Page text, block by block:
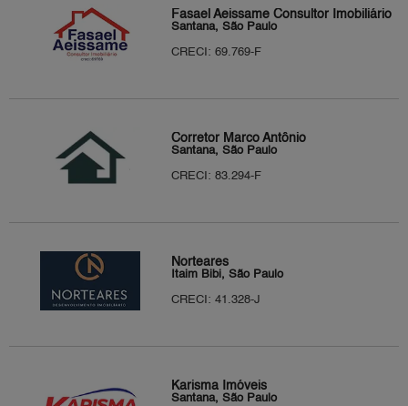
Fasael Aeissame Consultor Imobiliário
Santana, São Paulo
CRECI: 69.769-F
Corretor Marco Antônio
Santana, São Paulo
CRECI: 83.294-F
Norteares
Itaim Bibi, São Paulo
CRECI: 41.328-J
Karisma Imóveis
Santana, São Paulo